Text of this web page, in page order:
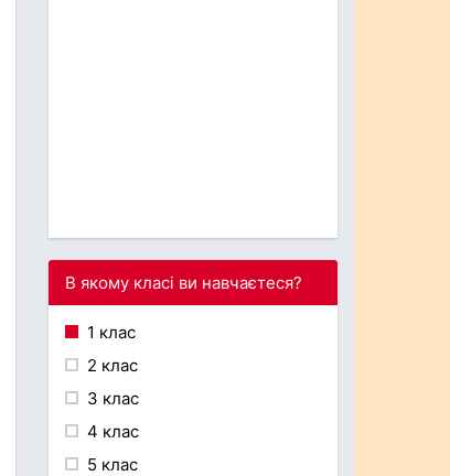
В якому класі ви навчаєтеся?
1 клас
2 клас
3 клас
4 клас
5 клас